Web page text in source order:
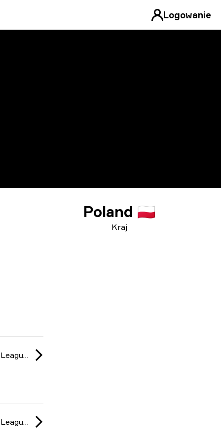
Logowanie
Kraj
Poland 🇵🇱
ESL Challenger League: Europe Cup #2 season 51 2026
ESL Challenger League: Europe Cup #2 season 51 2026